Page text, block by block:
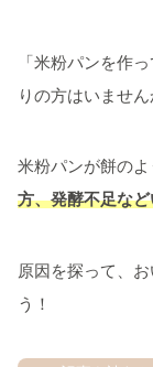
「米粉パンを作
りの方はいません
米粉パンが餅のよ
方、発酵不足な
原因を探って、
う！